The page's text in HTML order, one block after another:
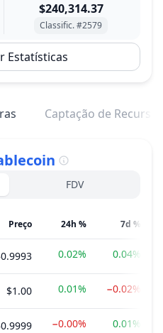
$240,314.37
Classific. #2579
Estatísticas
Captação de Recursos
FDV
Preço 24h % 7d %
0.02% 0.04%
$1.00 0.01% −0.02%
−0.00% 0.01%